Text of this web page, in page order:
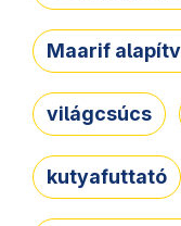
Maarif
világcsúcs
kutyafuttató